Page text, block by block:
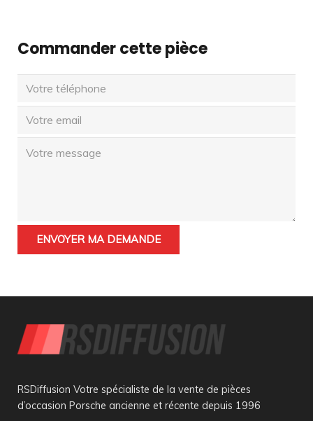
Commander cette pièce
RSDiffusion Votre spécialiste de la vente de pièces
d’occasion Porsche ancienne et récente depuis 1996